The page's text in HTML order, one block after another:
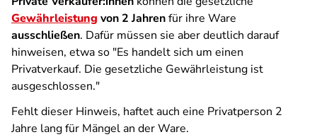
Gewährleistung von 2 Jahrenfür ihre Ware
ausschließen. Dafür müssen sie aber deutlich darauf
hinweisen, etwa so "Es handelt sich um einen
Privatverkauf. Die gesetzliche Gewährleistung ist
ausgeschlossen."
Fehlt dieser Hinweis, haftet auch eine Privatperson 2
Jahre lang für Mängel an der Ware.